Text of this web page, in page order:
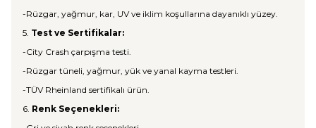
-Rüzgar, yağmur, kar, UV ve iklim koşullarına dayanıklı yüzey.
5. Test ve Sertifikalar:
-City Crash çarpışma testi.
-Rüzgar tüneli, yağmur, yük ve yanal kayma testleri.
-TÜV Rheinland sertifikalı ürün.
6. Renk Seçenekleri: